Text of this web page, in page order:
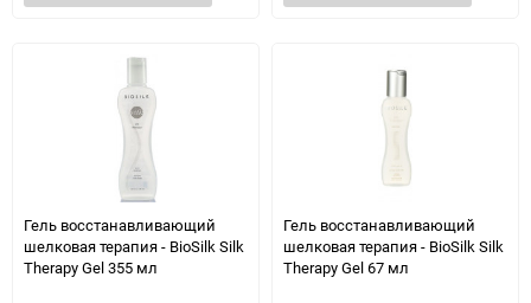
Гель восстанавливающий
шелковая терапия - BioSilk Silk
Therapy Gel 355 мл
Гель восстанавливающий
шелковая терапия - BioSilk Silk
Therapy Gel 67 мл